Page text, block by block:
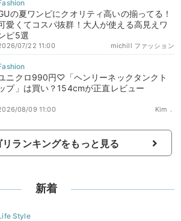
の夏ワンピにクオリティ高いの揃ってる！
愛くてコスパ抜群！大人が使える高見えワ
ピ5選
michill ファッション
07/22 11:00
ニクロ990円♡「ヘンリーネックタンクト
プ」は買い？154cmが正直レビュー
Kim．
08/09 11:00
リランキングをもっと見る
新着